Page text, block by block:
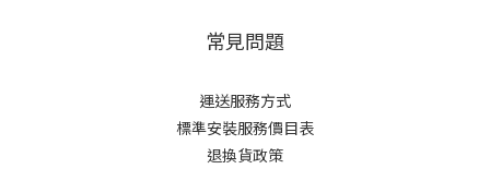
常見問題
運送服務方式
標準安裝服務價目表
退換貨政策